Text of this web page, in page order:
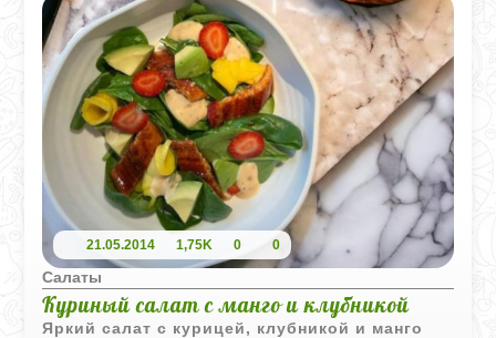
21.05.2014 1,75K 0 0
Салаты
Куриный салат с манго и клубникой
Яркий салат с курицей, клубникой и манго